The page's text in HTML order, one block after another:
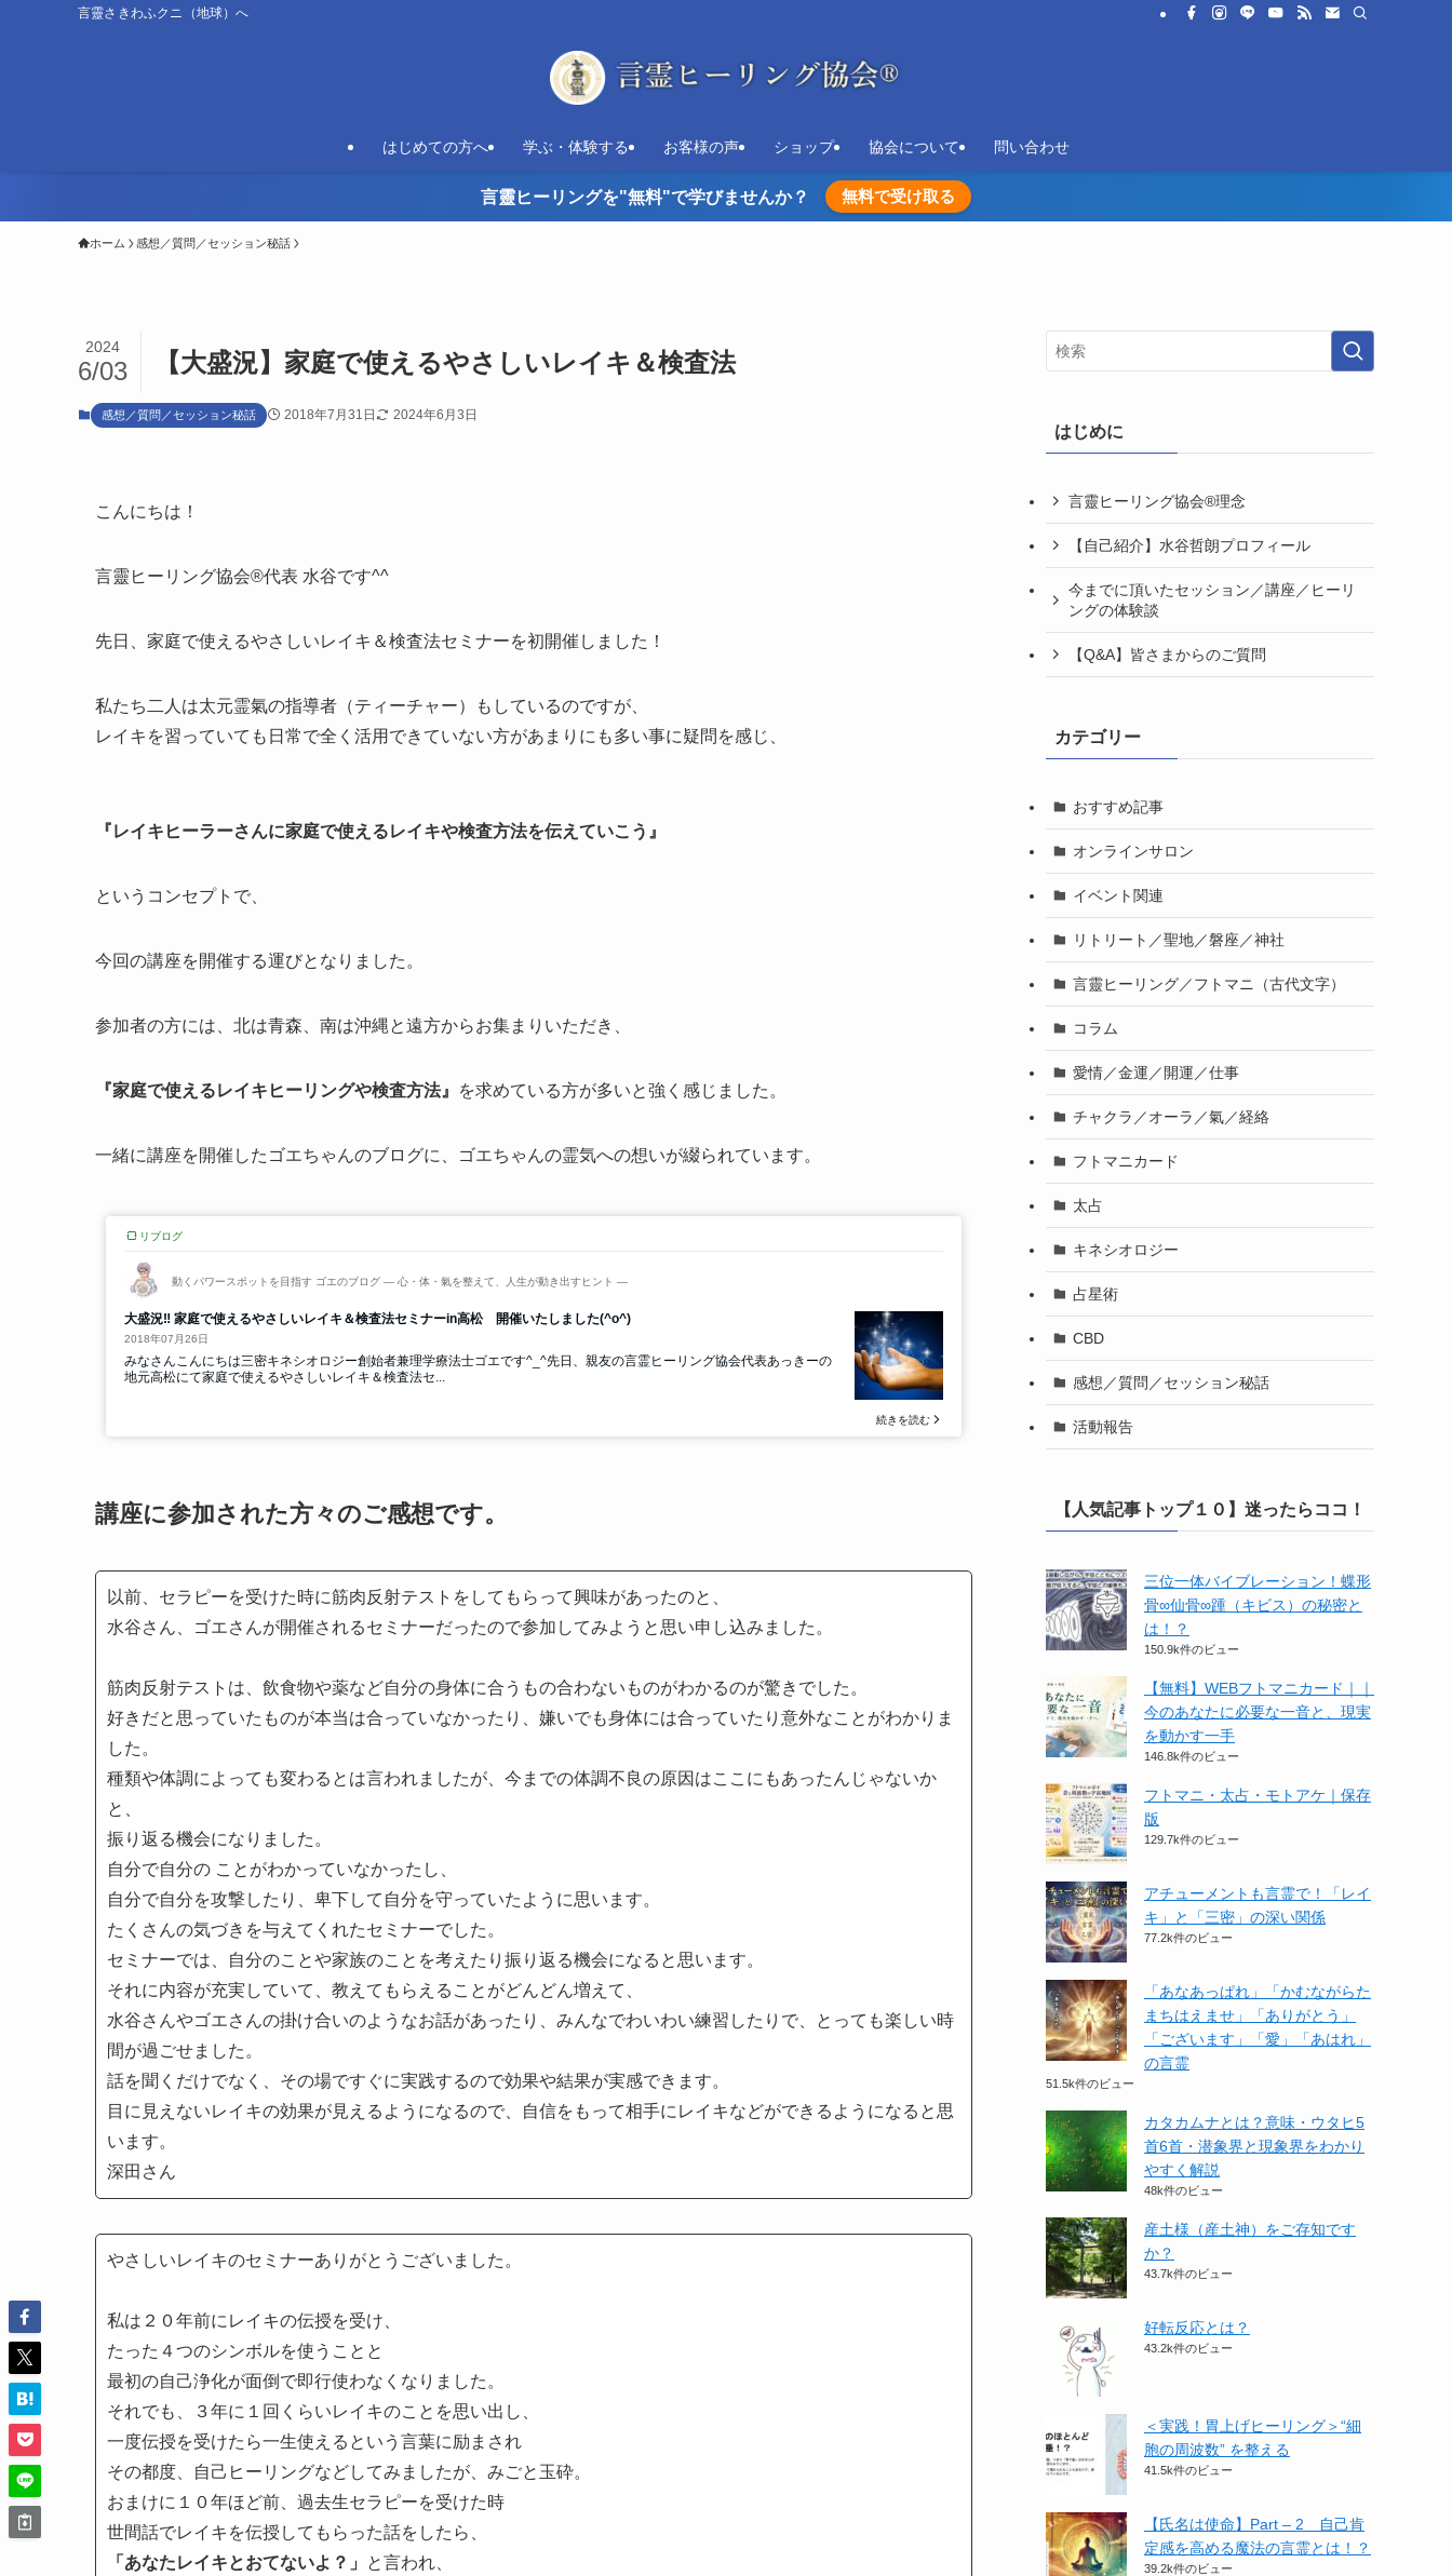
言靈さきわふクニ（地球）へ
はじめての方へ 学ぶ・体験する お客様の声 ショップ 協会について 問い合わせ
言靈ヒーリングを"無料"で学びませんか？ 無料で受け取る
ホーム 感想／質問／セッション秘話
【大盛況】家庭で使えるやさしいレイキ＆検査法
2024
6/03
感想／質問／セッション秘話 2018年7月31日 2024年6月3日
こんにちは！
言靈ヒーリング協会®️代表 水谷です^^
先日、家庭で使えるやさしいレイキ＆検査法セミナーを初開催しました！
私たち二人は太元霊氣の指導者（ティーチャー）もしているのですが、
レイキを習っていても日常で全く活用できていない方があまりにも多い事に疑問を感じ、
『レイキヒーラーさんに家庭で使えるレイキや検査方法を伝えていこう』
というコンセプトで、
今回の講座を開催する運びとなりました。
参加者の方には、北は青森、南は沖縄と遠方からお集まりいただき、
『家庭で使えるレイキヒーリングや検査方法』 を求めている方が多いと強く感じました。
一緒に講座を開催したゴエちゃんのブログに、ゴエちゃんの霊気への想いが綴られています。
講座に参加された方々のご感想です。
以前、セラピーを受けた時に筋肉反射テストをしてもらって興味があったのと、
水谷さん、ゴエさんが開催されるセミナーだったので参加してみようと思い申し込みました。
筋肉反射テストは、飲食物や薬など自分の身体に合うもの合わないものがわかるのが驚きでした。
好きだと思っていたものが本当は合っていなかったり、嫌いでも身体には合っていたり意外なことがわかりま
した。
種類や体調によっても変わるとは言われましたが、今までの体調不良の原因はここにもあったんじゃないか
と、
振り返る機会になりました。
自分で自分の ことがわかっていなかったし、
自分で自分を攻撃したり、卑下して自分を守っていたように思います。
たくさんの気づきを与えてくれたセミナーでした。
セミナーでは、自分のことや家族のことを考えたり振り返る機会になると思います。
それに内容が充実していて、教えてもらえることがどんどん増えて、
水谷さんやゴエさんの掛け合いのようなお話があったり、みんなでわいわい練習したりで、とっても楽しい時
間が過ごせました。
話を聞くだけでなく、その場ですぐに実践するので効果や結果が実感できます。
目に見えないレイキの効果が見えるようになるので、自信をもって相手にレイキなどができるようになると思
います。
深田さん
やさしいレイキのセミナーありがとうございました。
私は２０年前にレイキの伝授を受け、
たった４つのシンボルを使うことと
最初の自己浄化が面倒で即行使わなくなりました。
それでも、３年に１回くらいレイキのことを思い出し、
一度伝授を受けたら一生使えるという言葉に励まされ
その都度、自己ヒーリングなどしてみましたが、みごと玉砕。
おまけに１０年ほど前、過去生セラピーを受けた時
世間話でレイキを伝授してもらった話をしたら、
「あなたレイキとおてないよ？」
と言われ、
はじめに
言靈ヒーリング協会®理念
【自己紹介】水谷哲朗プロフィール
今までに頂いたセッション／講座／ヒーリ
ングの体験談
【Q&A】皆さまからのご質問
カテゴリー
おすすめ記事
オンラインサロン
イベント関連
リトリート／聖地／磐座／神社
言靈ヒーリング／フトマニ（古代文字）
コラム
愛情／金運／開運／仕事
チャクラ／オーラ／氣／経絡
フトマニカード
太占
キネシオロジー
占星術
CBD
感想／質問／セッション秘話
活動報告
【人気記事トップ１０】迷ったらココ！
三位一体バイブレーション！蝶形
骨∞仙骨∞踵（キビス）の秘密と
は！？
150.9k件のビュー
【無料】WEBフトマニカード｜｜
今のあなたに必要な一音と、現実
を動かす一手
146.8k件のビュー
フトマニ・太占・モトアケ｜保存
版
129.7k件のビュー
アチューメントも言霊で！「レイ
キ」と「三密」の深い関係
77.2k件のビュー
「あなあっぱれ」「かむながらた
まちはえませ」「ありがとう」
「ございます」「愛」「あはれ」
の言霊
51.5k件のビュー
カタカムナとは？意味・ウタヒ5
首6首・潜象界と現象界をわかり
やすく解説
48k件のビュー
産土様（産土神）をご存知です
か？
43.7k件のビュー
好転反応とは？
43.2k件のビュー
＜実践！胃上げヒーリング＞​“細
胞の周波数” を整える
41.5k件のビュー
【氏名は使命】Part – 2 自己肯
定感を高める魔法の言霊とは！？
39.2k件のビュー